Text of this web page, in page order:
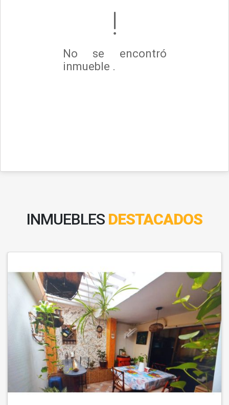
No se encontró
inmueble .
INMUEBLES DESTACADOS